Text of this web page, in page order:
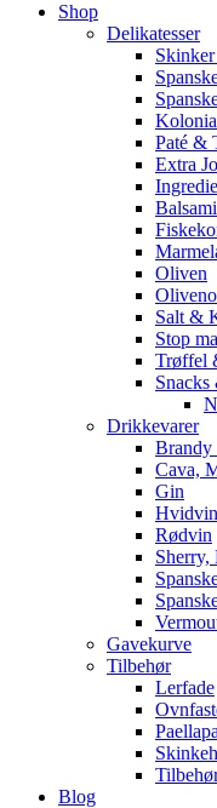
Shop
Delikatesser
Paté &
Extra
Oliven
Salt &
Stop
Trøffel
Drikkevarer
Cava,
Gin
Rødvin
Gavekurve
Tilbehør
Lerfade
Blog